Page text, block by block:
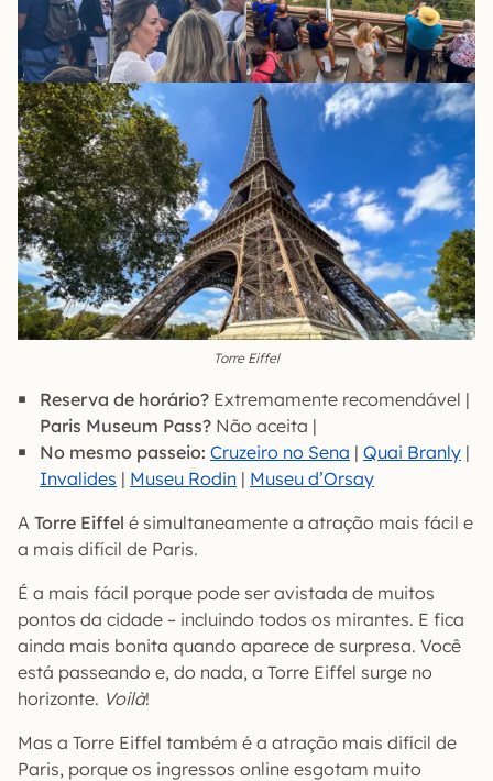
Torre Eiffel
Reserva de horário? Extremamente recomendável |
Paris Museum Pass? Não aceita |
No mesmo passeio: Cruzeiro no Sena | Quai Branly |
Invalides | Museu Rodin | Museu d’Orsay
A Torre Eiffel é simultaneamente a atração mais fácil e
a mais difícil de Paris.
É a mais fácil porque pode ser avistada de muitos
pontos da cidade – incluindo todos os mirantes. E fica
ainda mais bonita quando aparece de surpresa. Você
está passeando e, do nada, a Torre Eiffel surge no
horizonte. Voilà!
Mas a Torre Eiffel também é a atração mais difícil de
Paris, porque os ingressos online esgotam muito